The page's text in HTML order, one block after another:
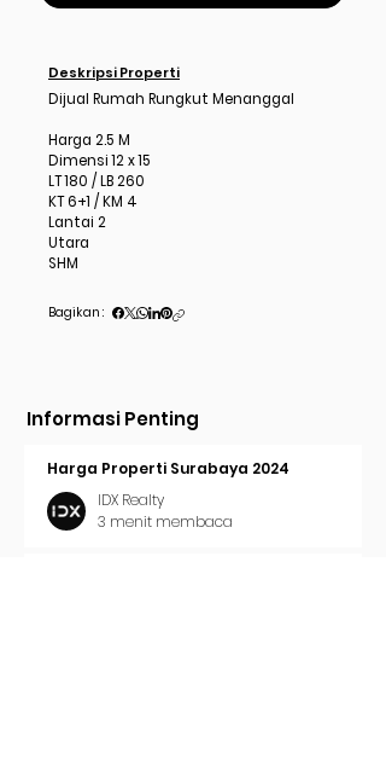
Deskripsi Properti
Dijual Rumah Rungkut Menanggal
Harga 2.5 M
Dimensi 12 x 15
LT 180 / LB 260
KT 6+1 / KM 4
Lantai 2
Utara
SHM
Bagikan :
Informasi Penting
Harga Properti Surabaya 2024
IDX Realty
3 menit membaca